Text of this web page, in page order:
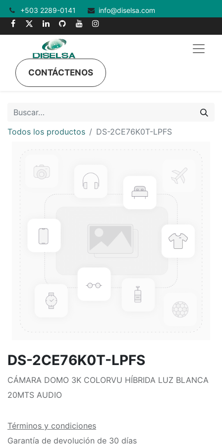
+503 2289-0141 info@diselsa.com
CONTÁCTENOS
Todos los productos DS-2CE76K0T-LPFS
DS-2CE76K0T-LPFS
CÁMARA DOMO 3K COLORVU HÍBRIDA LUZ BLANCA
20MTS AUDIO
Términos y condiciones
Garantía de devolución de 30 días